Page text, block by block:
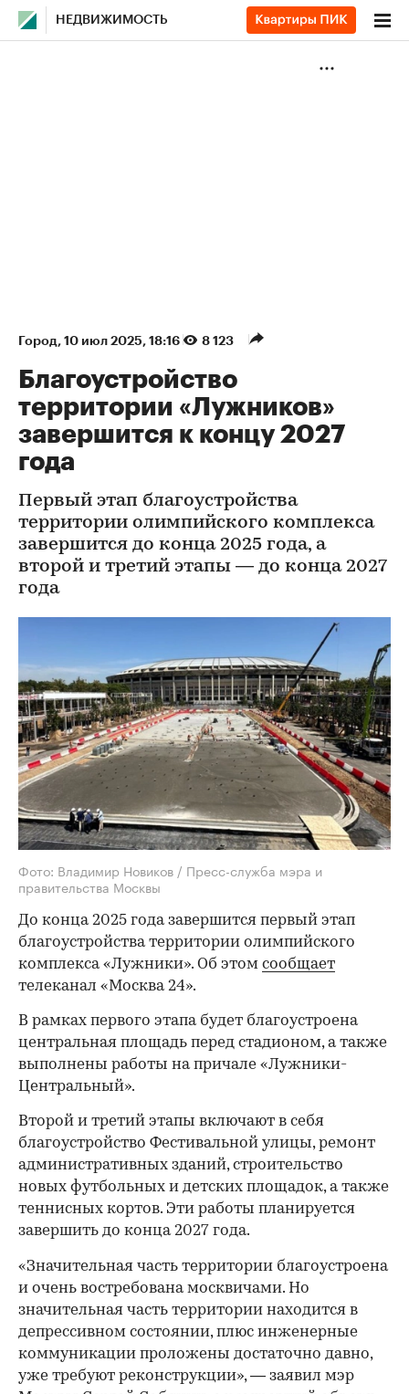
НЕДВИЖИМОСТЬ
Город⁠, 10 июл 2025, 18:16 8 123
Благоустройство
территории «Лужников»
завершится к концу 2027
года
Первый этап благоустройства
территории олимпийского комплекса
завершится до конца 2025 года, а
второй и третий этапы — до конца 2027
года
Фото: Владимир Новиков / Пресс-служба мэра и
правительства Москвы
До конца 2025 года завершится первый этап
благоустройства территории олимпийского
комплекса «Лужники». Об этом сообщает
телеканал «Москва 24».
В рамках первого этапа будет благоустроена
центральная площадь перед стадионом, а также
выполнены работы на причале «Лужники-
Центральный».
Второй и третий этапы включают в себя
благоустройство Фестивальной улицы, ремонт
административных зданий, строительство
новых футбольных и детских площадок, а также
теннисных кортов. Эти работы планируется
завершить до конца 2027 года.
«Значительная часть территории благоустроена
и очень востребована москвичами. Но
значительная часть территории находится в
депрессивном состоянии, плюс инженерные
коммуникации проложены достаточно давно,
уже требуют реконструкции», — заявил мэр